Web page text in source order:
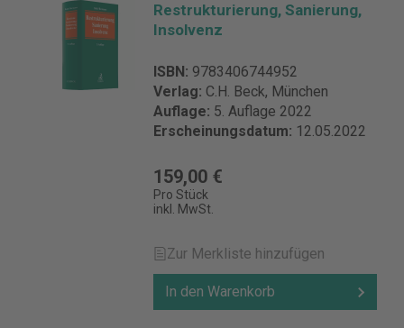
Restrukturierung, Sanierung,
Insolvenz
ISBN: 9783406744952
Verlag: C.H. Beck, München
Auflage: 5. Auflage 2022
Erscheinungsdatum: 12.05.2022
159,00 €
Pro Stück
inkl. MwSt.
Zur Merkliste hinzufügen
In den Warenkorb